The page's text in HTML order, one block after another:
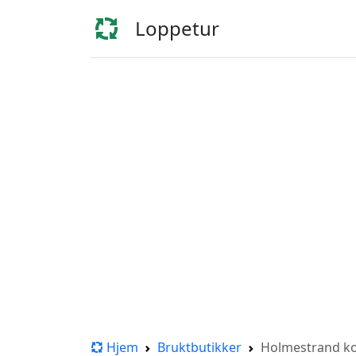
Loppetur
Hjem Bruktbutikker Holmestrand